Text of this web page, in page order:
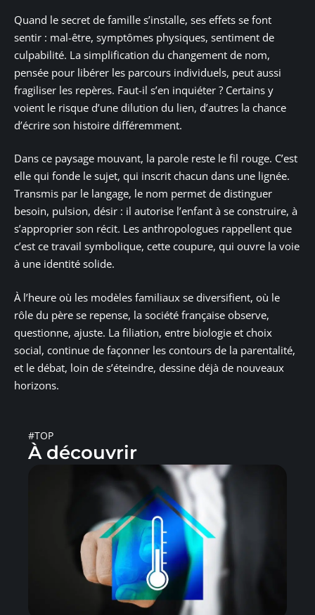
Quand le secret de famille s’installe, ses effets se font
sentir : mal-être, symptômes physiques, sentiment de
culpabilité. La simplification du changement de nom,
pensée pour libérer les parcours individuels, peut aussi
fragiliser les repères. Faut-il s’en inquiéter ? Certains y
voient le risque d’une dilution du lien, d’autres la chance
d’écrire son histoire différemment.
Dans ce paysage mouvant, la parole reste le fil rouge. C’est
elle qui fonde le sujet, qui inscrit chacun dans une lignée.
Transmis par le langage, le nom permet de distinguer
besoin, pulsion, désir : il autorise l’enfant à se construire, à
s’approprier son récit. Les anthropologues rappellent que
c’est ce travail symbolique, cette coupure, qui ouvre la voie
à une identité solide.
À l’heure où les modèles familiaux se diversifient, où le
rôle du père se repense, la société française observe,
questionne, ajuste. La filiation, entre biologie et choix
social, continue de façonner les contours de la parentalité,
et le débat, loin de s’éteindre, dessine déjà de nouveaux
horizons.
#TOP
À découvrir